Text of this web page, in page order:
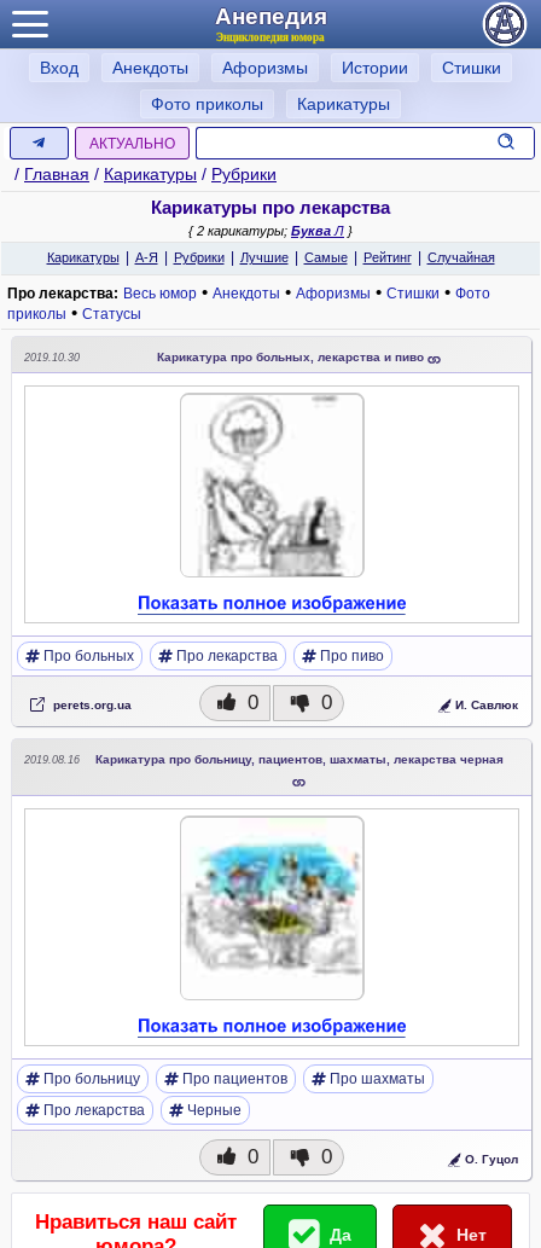
Анепедия
Энциклопедия юмора
Вход Анекдоты Афоризмы Истории
Стишки
Фото приколы
Карикатуры
АКТУАЛЬНО
/ Главная / Карикатуры / Рубрики
Карикатуры про лекарства
{ 2 карикатуры; Буква Л }
Карикатуры
А-Я Рубрики Лучшие Самые Рейтинг Случайная
Про лекарства: Весь юмор • Анекдоты • Афоризмы • Стишки • Фото
приколы • Статусы
2019.10.30 Карикатура про больных, лекарства и пиво
Про больных Про лекарства Про пиво
perets.org.ua 0 0 И. Савлюк
2019.08.16 Карикатура про больницу, пациентов, шахматы, лекарства черная
Про больницу Про пациентов
Про шахматы
Про лекарства
Черные
0 0 О. Гуцол
Нравиться наш сайт
Да Нет